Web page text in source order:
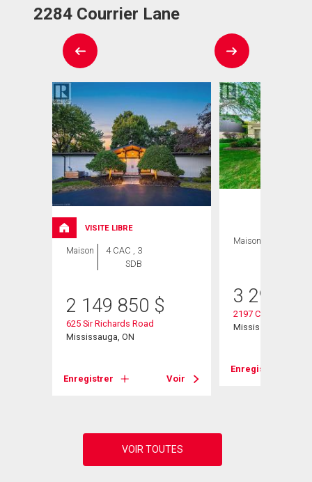
2284 Courrier Lane
VISITE LIBRE
Maison
4 CAC , 3
SDB
2 149 850 $
625 Sir Richards Road
Mississauga, ON
Enregistrer Voir
Maison
3 299
2197 Courrier Lane
Mississauga, ON
Enregistrer